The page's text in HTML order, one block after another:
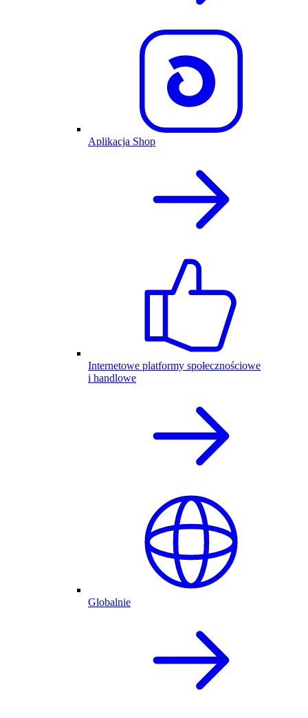
Aplikacja Shop
Internetowe platformy społecznościowe
i handlowe
Globalnie